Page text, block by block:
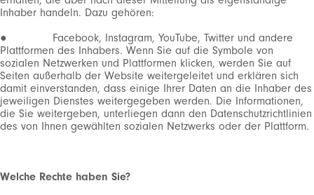
Inhaber handeln. Dazu gehören:
● Facebook, Instagram, YouTube, Twitter und andere
Plattformen des Inhabers. Wenn Sie auf die Symbole von
sozialen Netzwerken und Plattformen klicken, werden Sie auf
Seiten außerhalb der Website weitergeleitet und erklären sich
damit einverstanden, dass einige Ihrer Daten an die Inhaber des
jeweiligen Dienstes weitergegeben werden. Die Informationen,
die Sie weitergeben, unterliegen dann den Datenschutzrichtlinien
des von Ihnen gewählten sozialen Netzwerks oder der Plattform.
Welche Rechte haben Sie?